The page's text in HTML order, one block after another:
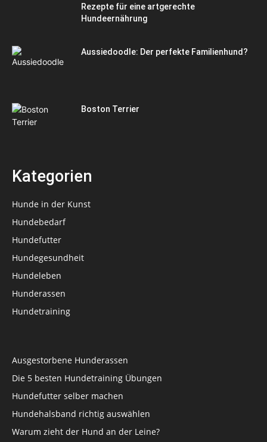
Rezepte für eine artgerechte
Hundeernährung
Aussiedoodle: Der perfekte Familienhund?
Boston Terrier
Kategorien
Hunde in der Kunst
Hundebedarf
Hundefutter
Hundegesundheit
Hundeleben
Hunderassen
Hundetraining
Ausgestorbene Hunderassen
Die 5 besten Hundetraining Übungen
Hundefutter selber machen
Hundehalsband richtig auswählen
Warum zieht der Hund an der Leine?